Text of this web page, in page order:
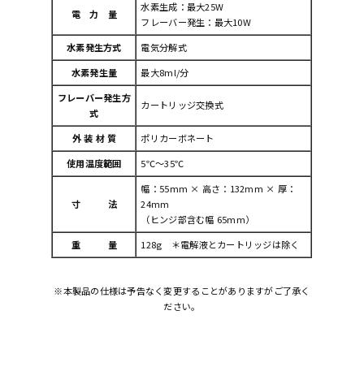
電 力 量
水素生成：最大25W
フレーバー発生：最大10W
水素発生方式
電気分解式
水素発生量
最大8ml/分
フレーバー発生方
式
カートリッジ交換式
外 装 材 質
ポリカーボネート
使用温度範囲
5℃～35℃
寸 法
幅：55mm × 高さ：132mm × 厚：
24mm
（ヒンジ部含む幅 65mm）
重 量
128g ＊電解液とカートリッジは除く
※本製品の仕様は予告なく変更することがありますがご了承く
ださい。